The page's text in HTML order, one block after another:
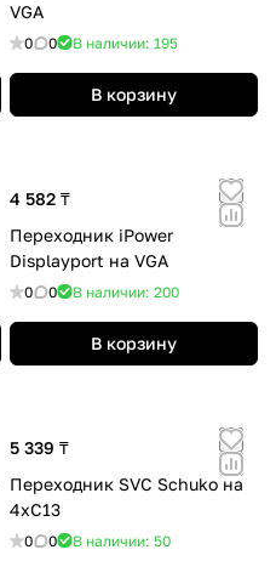
VGA
0 0 В наличии: 195
В корзину
4 582 ₸
Переходник iPower
Displayport на VGA
0 0 В наличии: 200
В корзину
5 339 ₸
Переходник SVC Schuko на
4хС13
0 0 В наличии: 50